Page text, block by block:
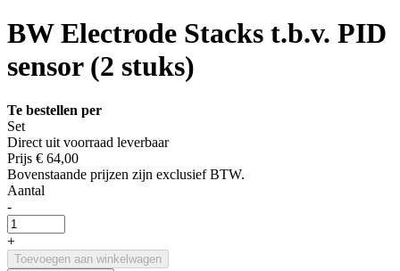
BW Electrode Stacks t.b.v. PID
sensor (2 stuks)
Te bestellen per
Set
Direct uit voorraad leverbaar
Prijs € 64,00
Bovenstaande prijzen zijn exclusief BTW.
Aantal
-
+
Toevoegen aan winkelwagen